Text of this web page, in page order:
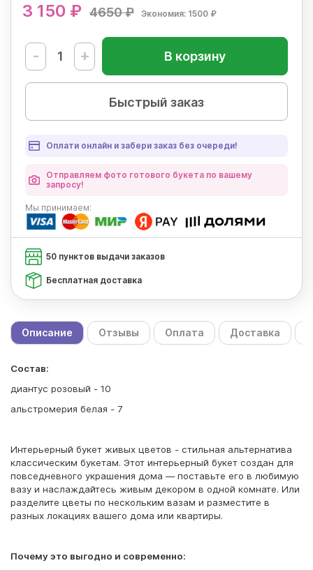
3 150 ₽ 4650 ₽ Экономия: 1500 ₽
- + В корзину
Быстрый заказ
Оплати онлайн и забери заказ без очереди!
Отправляем фото готового букета по вашему
запросу!
Мы принимаем:
50 пунктов выдачи заказов
Бесплатная доставка
Описание Отзывы Оплата Доставка
Состав:
диантус розовый - 10
альстромерия белая - 7
Интерьерный букет живых цветов - стильная альтернатива
классическим букетам. Этот интерьерный букет создан для
повседневного украшения дома — поставьте его в любимую
вазу и наслаждайтесь живым декором в одной комнате. Или
разделите цветы по нескольким вазам и разместите в
разных локациях вашего дома или квартиры.
Почему это выгодно и современно: